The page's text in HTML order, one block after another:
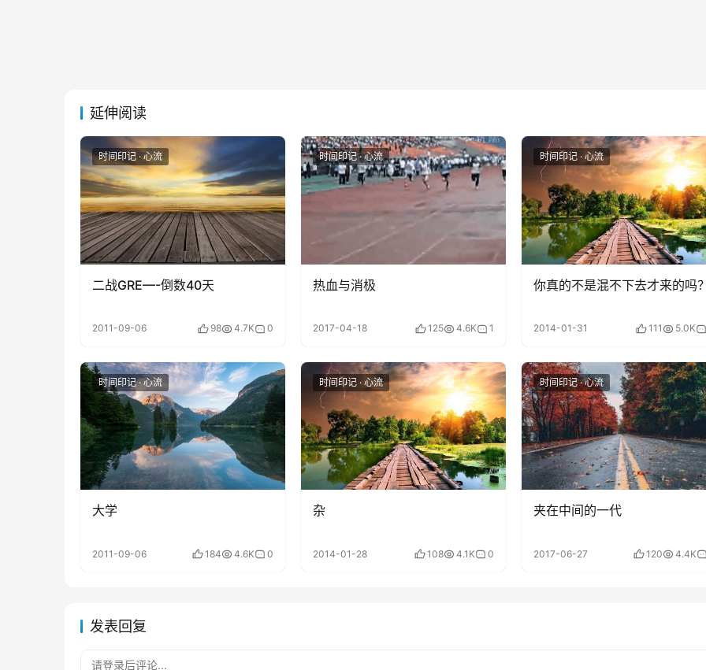
延伸阅读
时间印记 · 心流
二战GRE—-倒数40天
2011-09-06 98 4.7K 0
时间印记 · 心流
热血与消极
2017-04-18 125 4.6K 1
时间印记 · 心流
你真的不是混不下去才来的吗
2014-01-31 111 5.0K
时间印记 · 心流
大学
2011-09-06 184 4.6K 0
时间印记 · 心流
杂
2014-01-28 108 4.1K 0
时间印记 · 心流
夹在中间的一代
2017-06-27 120 4.4K
发表回复
请登录后评论...